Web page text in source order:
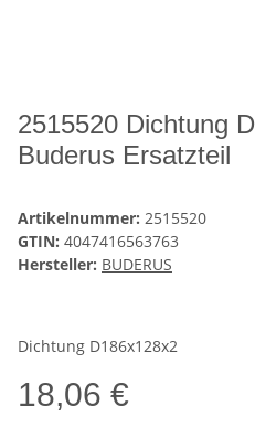
2515520 Dichtung
Buderus Ersatzteil
Artikelnummer: 2515520
GTIN: 4047416563763
Hersteller: BUDERUS
Dichtung D186x128x2
18,06 €